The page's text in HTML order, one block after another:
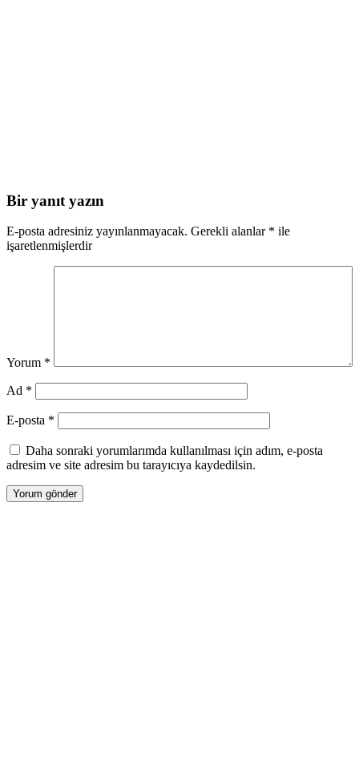
Bir yanıt yazın
E-posta adresiniz yayınlanmayacak. Gerekli alanlar * ile
işaretlenmişlerdir
Yorum *
Ad *
E-posta *
Daha sonraki yorumlarımda kullanılması için adım, e-posta
adresim ve site adresim bu tarayıcıya kaydedilsin.